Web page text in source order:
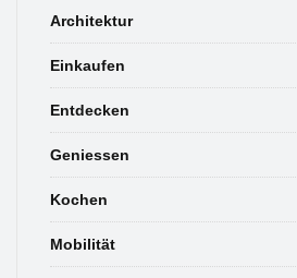
Architektur
Einkaufen
Entdecken
Geniessen
Kochen
Mobilität